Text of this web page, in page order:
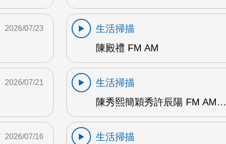
2026/07/23
生活掃描
陳殿禮 FM AM
2026/07/21
生活掃描
陳秀熙簡穎秀許辰陽 FM AM…
2026/07/16
生活掃描